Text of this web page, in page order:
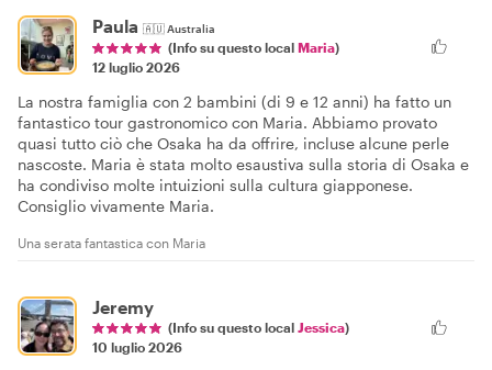
Paula 🇦🇺Australia
(Info su questo local Maria)
12 luglio 2026
La nostra famiglia con 2 bambini (di 9 e 12 anni) ha fatto un
fantastico tour gastronomico con Maria. Abbiamo provato
quasi tutto ciò che Osaka ha da offrire, incluse alcune perle
nascoste. Maria è stata molto esaustiva sulla storia di Osaka e
ha condiviso molte intuizioni sulla cultura giapponese.
Consiglio vivamente Maria.
Una serata fantastica con Maria
Jeremy
(Info su questo local Jessica)
10 luglio 2026